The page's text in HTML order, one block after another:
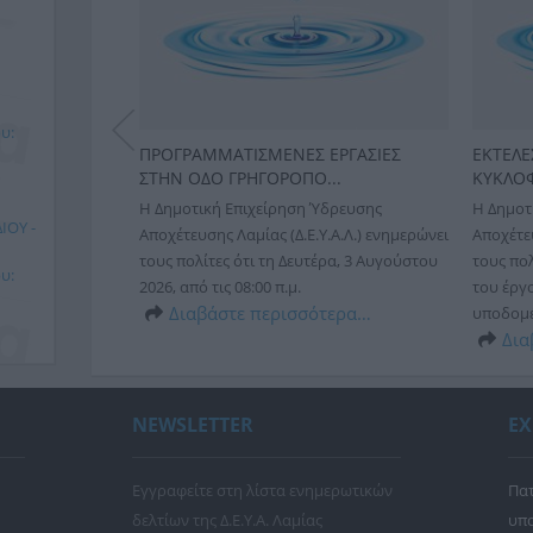
-
Τ.Κ.
26
συ...
ΠΡΟΓΡΑΜΜΑΤΙΣΜΕΝΕΣ ΕΡΓΑΣΙΕΣ
ΣΤΗΝ ΟΔΟ ΓΡΗΓΟΡΟΠΟ...
Η Δημοτική Επιχείρηση Ύδρευσης
Αποχέτευσης Λαμίας (Δ.Ε.Υ.Α.Λ.) ενημερώνει
τους πολίτες ότι τη Δευτέρα, 3 Αυγούστου
2026, από τις 08:00 π.μ.
Διαβάστε περισσότερα…
Η
τους
του
NEWSLETTER
Εγγραφείτε στη λίστα ενημερωτικών
δελτίων της Δ.Ε.Υ.Α. Λαμίας